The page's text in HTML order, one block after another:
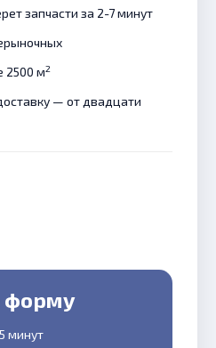
запчасти за 2-7 минут
2500 м2
— от двадцати
форму
минут